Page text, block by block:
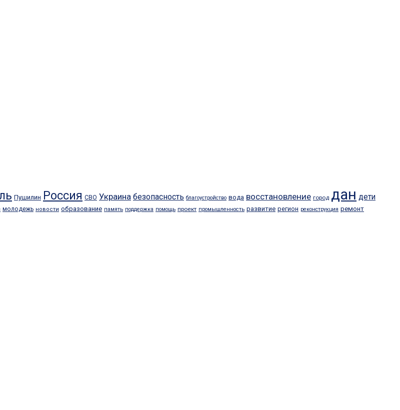
Пушилин Россия СВО Украина безопасность благоустройство вода восстановление город дан дети
молодежь новости образование память поддержка помощь проект промышленность развитие регион реконструкция ремонт